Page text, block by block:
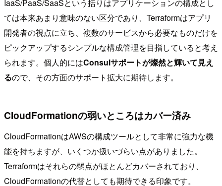
IaaS/PaaS/SaaSという括りはアプリケーションの構成とし
ては本来あまり意味のない区分であり、Terraformはアプリ
開発者の視点に立ち、複数のサービスから必要なものだけを
ピックアップするシンプルな構成管理を目指していると考え
られます。個人的にはConsulサポートが燦然と輝いて見え
るので、その方面のサポート拡大に期待します。
CloudFormationの弱いところはカバー済み
CloudFormationはAWSの構成ツールとして非常に強力な機
能を持ちますが、いくつか扱いづらい点がありました。
Terraformはそれらの弱点がほとんどカバーされており、
CloudFormationの代替としても期待できる印象です。